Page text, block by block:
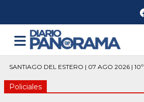
SANTIAGO DEL ESTERO | 07 AGO 2026 | 10º
Policiales